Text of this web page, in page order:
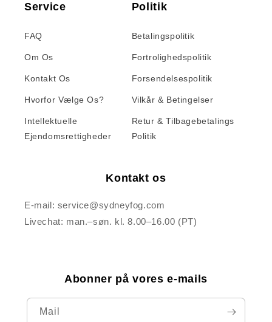
Service
FAQ
Om Os
Kontakt Os
Hvorfor Vælge Os?
Intellektuelle
Ejendomsrettigheder
Politik
Betalingspolitik
Fortrolighedspolitik
Forsendelsespolitik
Vilkår & Betingelser
Retur & Tilbagebetalings
Politik
Kontakt os
E-mail: service@sydneyfog.com
Livechat: man.–søn. kl. 8.00–16.00 (PT)
Abonner på vores e-mails
Mail